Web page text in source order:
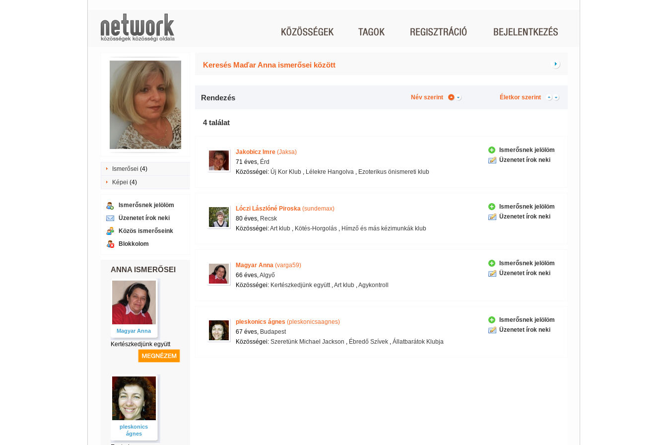
Ismerősei (4)
Képei (4)
Ismerősnek jelölöm
Üzenetet írok neki
Közös ismerőseink
Blokkolom
ANNA ISMERŐSEI
Magyar Anna
Kertészkedjünk együtt
pleskonics
ágnes
Keresés Maďar Anna ismerősei között
Rendezés Név szerint Életkor szerint
4 találat
Jakobicz Imre(Jaksa)
71 éves, Érd
Közösségei: Új Kor Klub, Lélekre Hangolva, Ezoterikus önismereti klub
Ismerősnek jelölöm
Üzenetet írok neki
Lóczi Lászlóné Piroska(sundemax)
80 éves, Recsk
Közösségei:Art klub, Kötés-Horgolás, Hímző és más kézimunkák klub
Ismerősnek jelölöm
Üzenetet írok neki
Magyar Anna(varga59)
66 éves,Algyő
Közösségei: Kertészkedjünk együtt,Art klub,Agykontroll
Ismerősnek jelölöm
Üzenetet írok neki
pleskonics ágnes (pleskonicsaagnes)
67 éves, Budapest
Közösségei: Szeretünk Michael Jackson , Ébredő Szívek, Állatbarátok Klubja
Ismerősnek jelölöm
Üzenetet írok neki